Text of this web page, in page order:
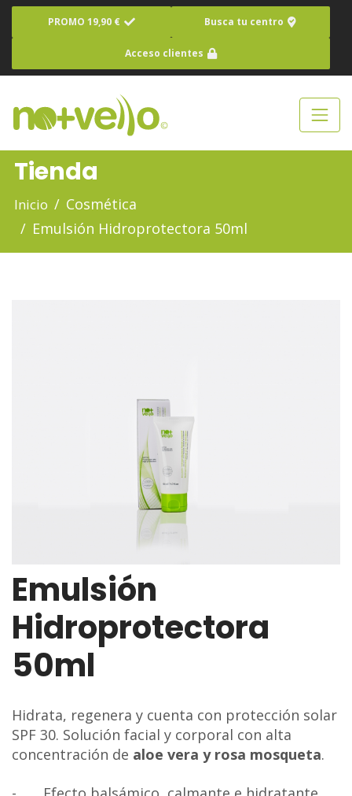
PROMO 19,90 € Busca tu centro
Acceso clientes
Tienda
Inicio
Cosmética
Emulsión Hidroprotectora 50ml
Emulsión
Hidroprotectora
50ml
Hidrata, regenera y cuenta con protección solar
SPF 30. Solución facial y corporal con alta
concentración de aloe vera y rosa mosqueta.